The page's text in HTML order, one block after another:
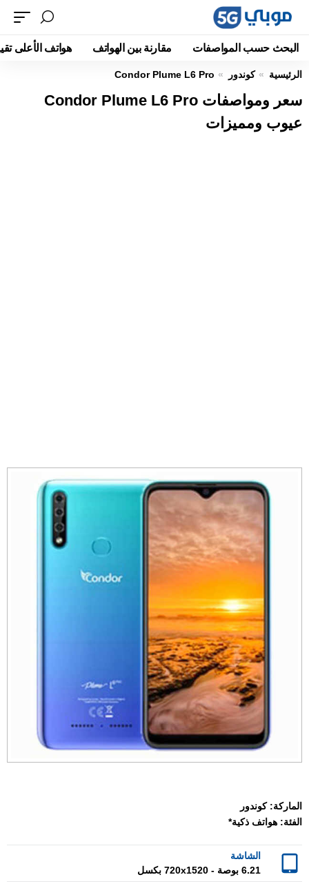
البحث حسب المواصفات مقارنة بين الهواتف هواتف الأعلى
الرئيسية كوندور Condor Plume L6 Pro
سعر ومواصفات Condor Plume L6 Pro
عيوب ومميزات
الماركة: كوندور
الفئة: هواتف ذكية*
الشاشة
6.21 بوصة - 720x1520 بكسل